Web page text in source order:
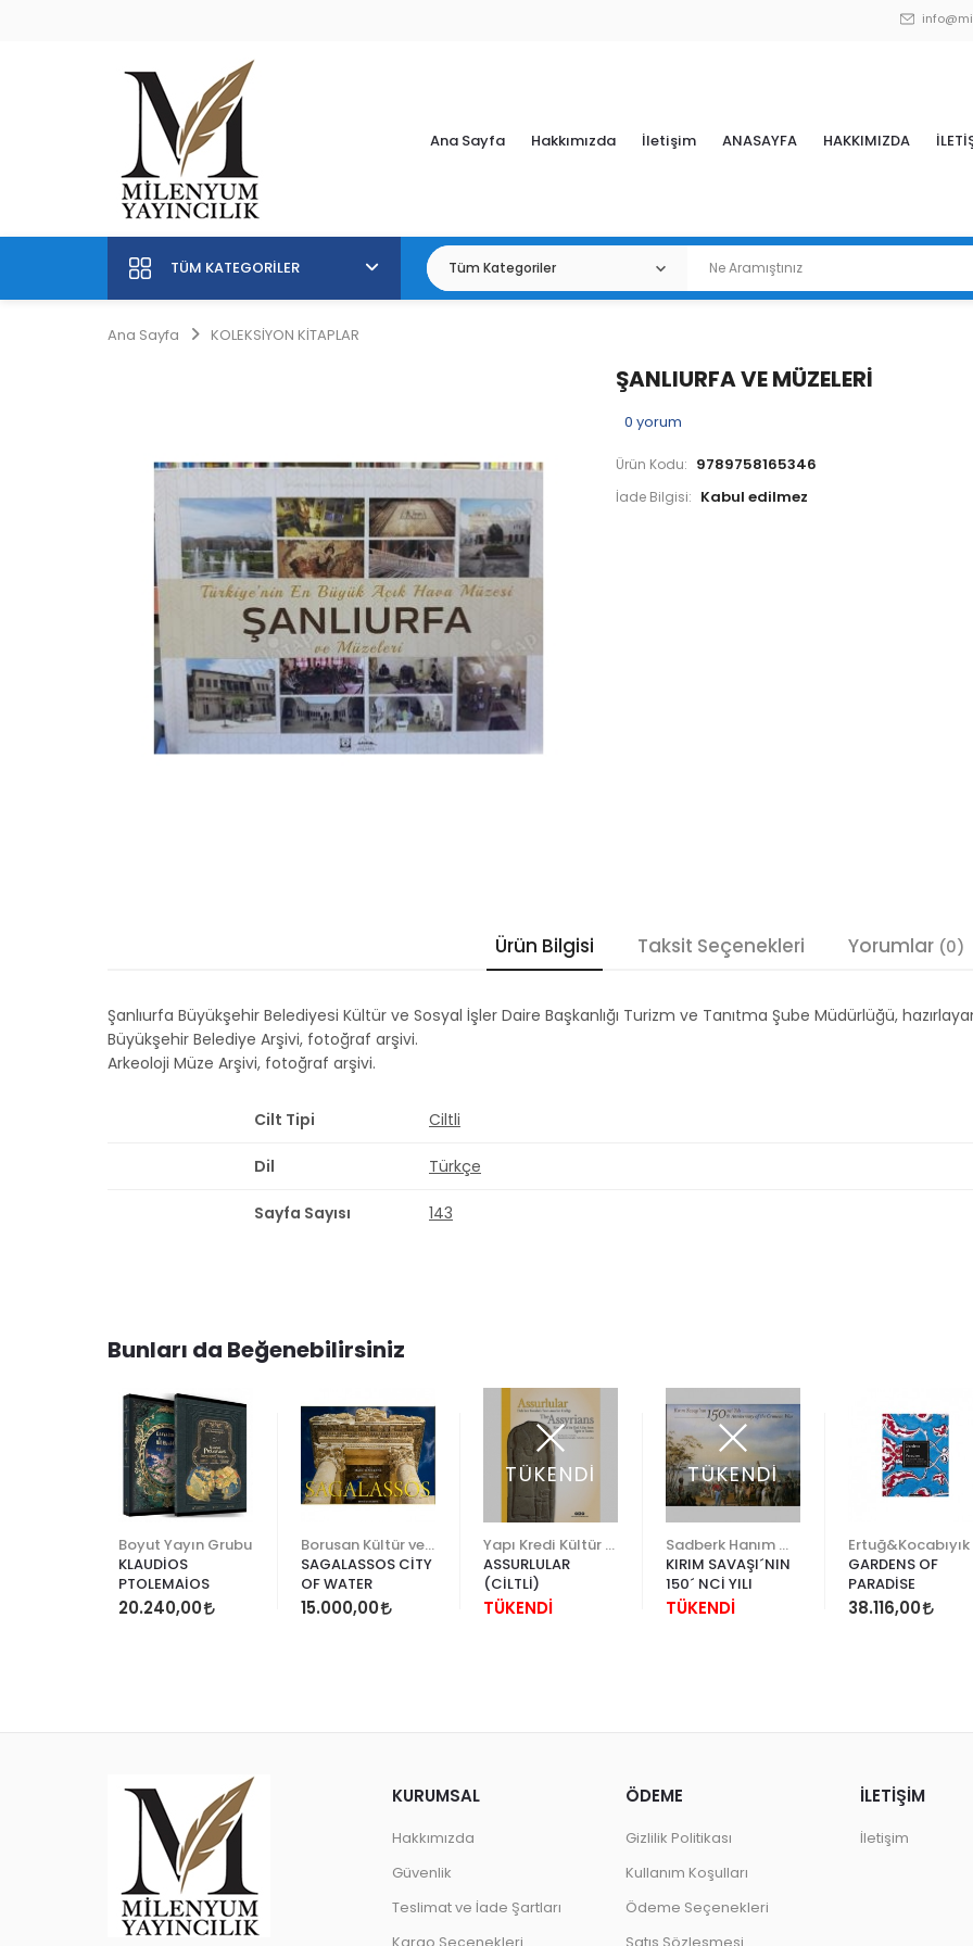
Ana Sayfa Hakkımızda İletişim ANASAYFA HAKKIMIZDA
TÜM KATEGORILER
Ana Sayfa KOLEKSİYON KİTAPLAR
ŞANLIURFA VE MÜZELERİ
0 yorum
Ürün Kodu: 9789758165346
İade Bilgisi:
Ürün Bilgisi Taksit Seçenekleri Yorumlar (0)
Şanlıurfa Büyükşehir Belediyesi Kültür ve Sosyal İşler Daire Başkanlığı Turizm ve Tanıtma Şube Müdürlüğü,
Büyükşehir Belediye Arşivi, fotoğraf arşivi.
Arkeoloji Müze Arşivi, fotoğraf arşivi.
Cilt Tipi Ciltli
Dil Türkçe
Sayfa Sayısı 143
Bunları da Beğenebilirsiniz
Boyut Yayın Grubu
KLAUDİOS
PTOLEMAİOS
20.240,00
SAGALASSOS CİTY
OF WATER
15.000,00
TÜKENDİ
ASSURLULAR
(CİLTLİ)
TÜKENDİ
TÜKENDİ
KIRIM SAVAŞI´NIN
150´ NCİ YILI
TÜKENDİ
Ertuğ&Kocabıyık
GARDENS OF
PARADİSE
38.116,00
KURUMSAL
Hakkımızda
Güvenlik
Teslimat ve İade Şartları
Kargo Seçenekleri
ÖDEME
Gizlilik Politikası
Kullanım Koşulları
Ödeme Seçenekleri
Satış Sözleşmesi
İLETİŞİM
İletişim